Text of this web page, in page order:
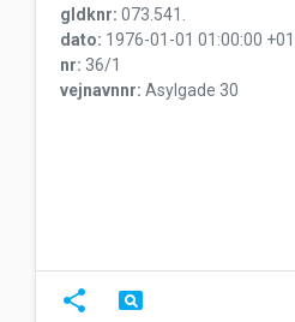
gldknr: 073.541.
dato: 1976-01-01 01:00:00
nr: 36/1
vejnavnnr: Asylgade 30
share pageview